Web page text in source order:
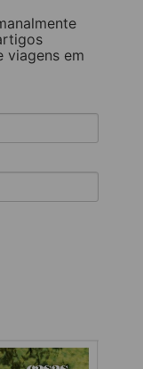
viagens em